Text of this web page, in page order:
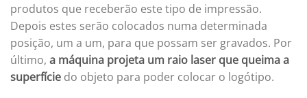
produtos que receberão este tipo de impressão.
Depois estes serão colocados numa determinada
posição, um a um, para que possam ser gravados. Por
último, a máquina projeta um raio laser que queima a
superfície do objeto para poder colocar o logótipo.